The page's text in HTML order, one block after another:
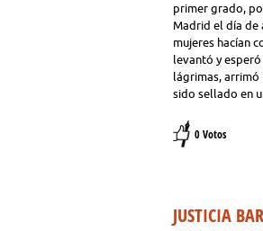
primer grado,
Madrid el día de
mujeres hacían
levantó y
lágrimas,
sido sellado en
0 Votos
JUSTICIA